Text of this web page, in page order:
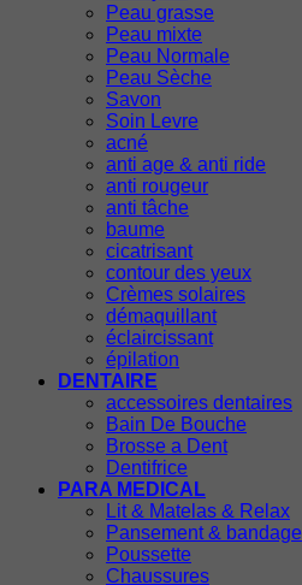
Peau grasse
Peau mixte
Peau Normale
Peau Sèche
Savon
Soin Levre
acné
anti age & anti ride
anti rougeur
anti tâche
baume
cicatrisant
contour des yeux
Crèmes solaires
démaquillant
éclaircissant
épilation
DENTAIRE
accessoires dentaires
Bain De Bouche
Brosse a Dent
Dentifrice
PARA MEDICAL
Lit & Matelas & Relax
Pansement & bandage
Poussette
Chaussures